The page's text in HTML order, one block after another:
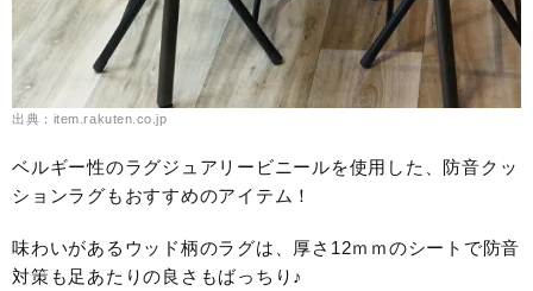
出典：item.rakuten.co.jp
ベルギー性のラグジュアリービニールを使用した、防音クッ
ションラグもおすすめのアイテム！
味わいがあるウッド柄のラグは、厚さ12ｍｍのシートで防音
対策も足あたりの良さもばっちり♪